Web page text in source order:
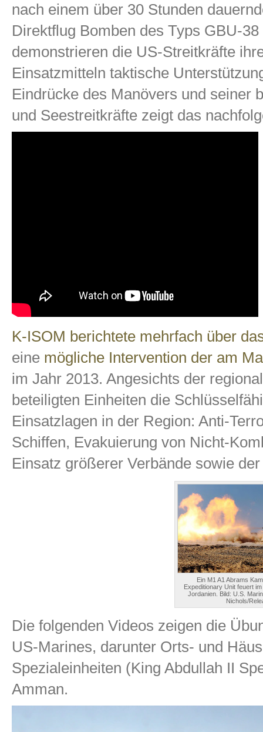
nach einem über 30 Stunden
Direktflug Bomben des Typs GBU-
demonstrieren die US-Streitkräfte
Einsatzmitteln taktische
Eindrücke des Manövers und seiner
und Seestreitkräfte zeigt das
K-ISOM berichtete mehrfach über
eine mögliche Intervention der am
im Jahr 2013. Angesichts der
beteiligten Einheiten die
Einsatzlagen in der Region: Anti-
Schiffen, Evakuierung von Nicht-
Einsatz größerer Verbände sowie
Ein M1 A1 Abrams
Expeditionary Unit feuert
Jordanien. Bild: U.S.
Nichols/
Die folgenden Videos zeigen die
US-Marines, darunter Orts- und
Spezialeinheiten (King Abdullah II
Amman.